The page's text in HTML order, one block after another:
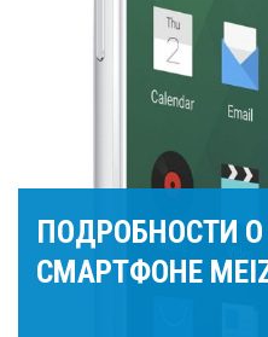
ПОДРОБНОСТИ
СМАРТФОНЕ